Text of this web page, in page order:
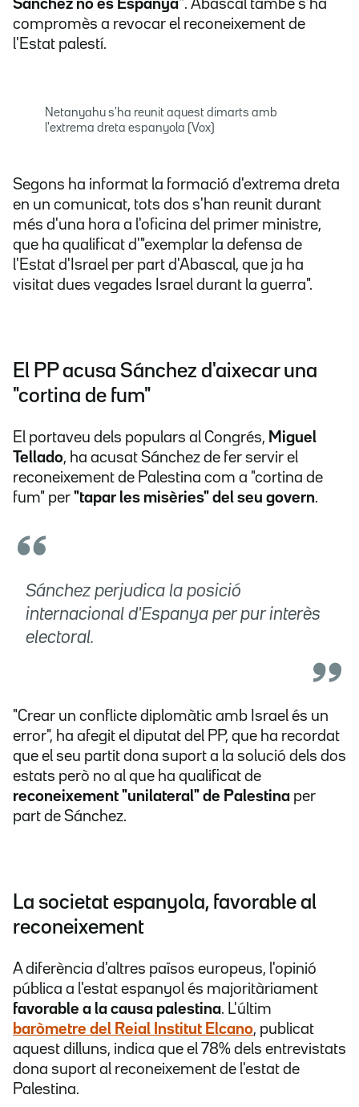
Sánchez no és Espanya". Abascal també s'ha
compromès a revocar el reconeixement de
l'Estat palestí.
Netanyahu s'ha reunit aquest dimarts amb
l'extrema dreta espanyola (Vox)
Segons ha informat la formació d'extrema dreta
en un comunicat, tots dos s'han reunit durant
més d'una hora a l'oficina del primer ministre,
que ha qualificat d'"exemplar la defensa de
l'Estat d'Israel per part d'Abascal, que ja ha
visitat dues vegades Israel durant la guerra".
El PP acusa Sánchez d'aixecar una
"cortina de fum"
El portaveu dels populars al Congrés, Miguel
Tellado, ha acusat Sánchez de fer servir el
reconeixement de Palestina com a "cortina de
fum" per "tapar les misèries" del seu govern.
Sánchez perjudica la posició
internacional d'Espanya per pur interès
electoral.
"Crear un conflicte diplomàtic amb Israel és un
error", ha afegit el diputat del PP, que ha recordat
que el seu partit dona suport a la solució dels dos
estats però no al que ha qualificat de
reconeixement "unilateral" de Palestina per
part de Sánchez.
La societat espanyola, favorable al
reconeixement
A diferència d'altres països europeus, l'opinió
pública a l'estat espanyol és majoritàriament
favorable a la causa palestina. L'últim
baròmetre del Reial Institut Elcano, publicat
aquest dilluns, indica que el 78% dels entrevistats
dona suport al reconeixement de l'estat de
Palestina.